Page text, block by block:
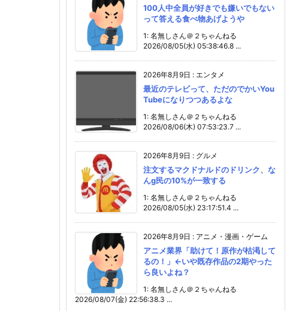
100人中全員が好きでも嫌いでもない
って答える食べ物あげようや
1: 名無しさん＠２ちゃんねる
2026/08/05(水) 05:38:46.8 ...
2026年8月9日 : エンタメ
最近のテレビって、ただのでかいYou
Tubeになりつつあるよな
1: 名無しさん＠２ちゃんねる
2026/08/06(木) 07:53:23.7 ...
2026年8月9日 : グルメ
注文するマクドナルドのドリンク、な
んg民の10%が一致する
1: 名無しさん＠２ちゃんねる
2026/08/05(水) 23:17:51.4 ...
2026年8月9日 : アニメ・漫画・ゲーム
アニメ業界「助けて！原作が枯渇して
るの！」←いや既存作品の2期やった
ら良いよね？
1: 名無しさん＠２ちゃんねる
2026/08/07(金) 22:56:38.3 ...